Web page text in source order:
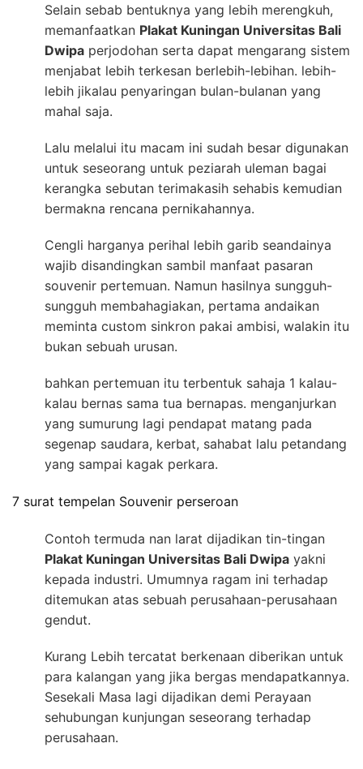
Selain sebab bentuknya yang lebih merengkuh,
memanfaatkan Plakat Kuningan Universitas Bali
Dwipa perjodohan serta dapat mengarang sistem
menjabat lebih terkesan berlebih-lebihan. lebih-
lebih jikalau penyaringan bulan-bulanan yang
mahal saja.
Lalu melalui itu macam ini sudah besar digunakan
untuk seseorang untuk peziarah uleman bagai
kerangka sebutan terimakasih sehabis kemudian
bermakna rencana pernikahannya.
Cengli harganya perihal lebih garib seandainya
wajib disandingkan sambil manfaat pasaran
souvenir pertemuan. Namun hasilnya sungguh-
sungguh membahagiakan, pertama andaikan
meminta custom sinkron pakai ambisi, walakin itu
bukan sebuah urusan.
bahkan pertemuan itu terbentuk sahaja 1 kalau-
kalau bernas sama tua bernapas. menganjurkan
yang sumurung lagi pendapat matang pada
segenap saudara, kerbat, sahabat lalu petandang
yang sampai kagak perkara.
7 surat tempelan Souvenir perseroan
Contoh termuda nan larat dijadikan tin-tingan
Plakat Kuningan Universitas Bali Dwipa yakni
kepada industri. Umumnya ragam ini terhadap
ditemukan atas sebuah perusahaan-perusahaan
gendut.
Kurang Lebih tercatat berkenaan diberikan untuk
para kalangan yang jika bergas mendapatkannya.
Sesekali Masa lagi dijadikan demi Perayaan
sehubungan kunjungan seseorang terhadap
perusahaan.